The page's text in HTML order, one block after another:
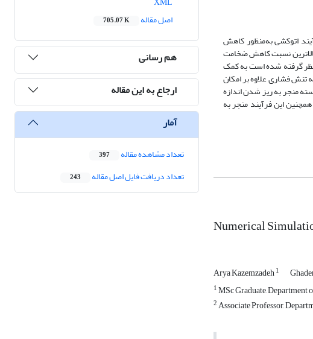
اتوکشی به­‌منظور کاهش
نسبت کاهش ضخامت
درصد کاهش ضخامت 65 درصد برای این پژوهش در نظر گرفته ­شده است به کمک
فشاری علاوه بر امکان
منجر به ریز شدن اندازه
بوده به‌­نحوی­که سختی نمونه از 48 ویکرز به 130 ویکرز رسیده است همچنین این فرآیند منجر به
Numerical
Arya Kazemzadeh1
1MSc Graduate,
2Associate Professor,
اصل مقاله
705.07 K
هم رسانی
ارجاع به این مقاله
آمار
تعداد مشاهده مقاله 397
تعداد دریافت فایل اصل مقاله 243